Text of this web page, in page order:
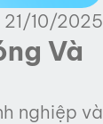
21/10/2025
Và
nghiệp và